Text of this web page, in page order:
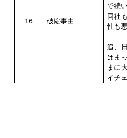
16 破綻事由
で続
同社
性も
追、
はま
まに
イチ